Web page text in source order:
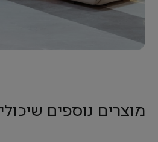
מוצרים נוספים